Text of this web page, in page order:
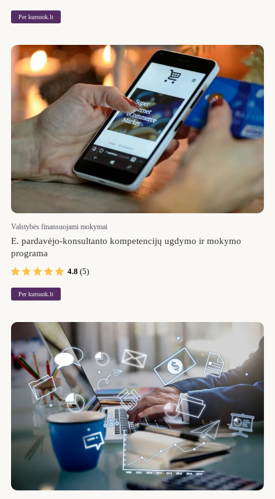
Per kursuok.lt
Valstybės finansuojami mokymai
E. pardavėjo-konsultanto kompetencijų ugdymo ir mokymo
programa
4.8 (5)
Per kursuok.lt